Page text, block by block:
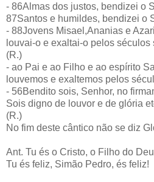
- 86Almas dos justos, bendizei o
87Santos e humildes, bendizei o
- 88Jovens Misael,Ananias e
louvai-o e exaltai-o pelos séculos
(R.)
- ao Pai e ao Filho e ao espírito
louvemos e exaltemos pelos
- 56Bendito sois, Senhor, no
Sois digno de louvor e de glória
(R.)
No fim deste cântico não se diz
Ant. Tu és o Cristo, o Filho do
Tu és feliz, Simão Pedro, és feliz!